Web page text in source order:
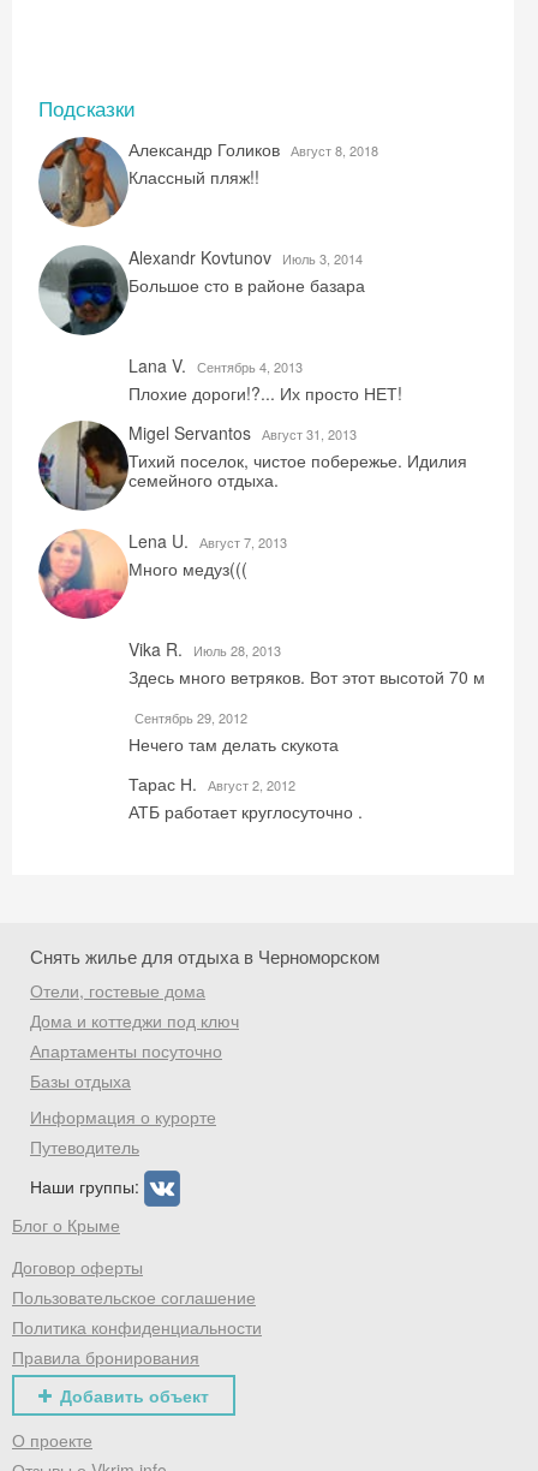
Подсказки
Александр Голиков Август 8, 2018
Классный пляж!!
Alexandr Kovtunov Июль 3, 2014
Большое сто в районе базара
Lana V. Сентябрь 4, 2013
Плохие дороги!?... Их просто НЕТ!
Migel Servantos Август 31, 2013
Тихий поселок, чистое побережье. Идилия
семейного отдыха.
Lena U. Август 7, 2013
Много медуз(((
Vika R. Июль 28, 2013
Здесь много ветряков. Вот этот высотой 70 м
Сентябрь 29, 2012
Нечего там делать скукота
Тарас Н.
Август 2, 2012
АТБ работает круглосуточно .
Снять жилье для отдыха в Черноморском
Отели, гостевые дома
Дома и коттеджи под ключ
Апартаменты посуточно
Базы отдыха
Информация о курорте
Путеводитель
Наши группы:
Блог о Крыме
Договор оферты
Пользовательское соглашение
Политика конфиденциальности
Правила бронирования
Добавить объект
О проекте
Скидка −5%
Хочешь дешевле? Оставь почту и получи
промокод на первое бронирование!